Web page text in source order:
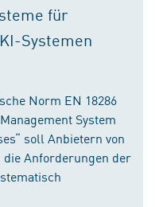
für
Systemen
Norm EN 18286
System
soll Anbietern von
Anforderungen der